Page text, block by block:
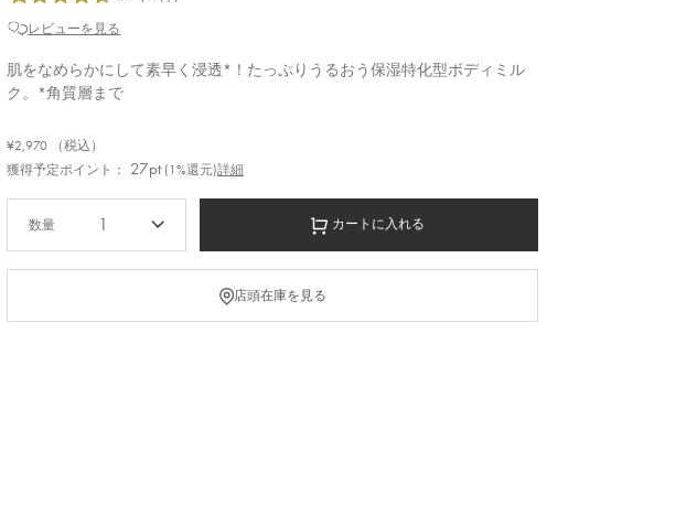
レビューを見る
肌をなめらかにして素早く浸透*！たっぷりうるおう保湿特化型ボディミル
ク。*角質層まで
¥2,970 （税込）
獲得予定ポイント：
27pt (1%還元)詳細
1 カートに入れる
店頭在庫を見る